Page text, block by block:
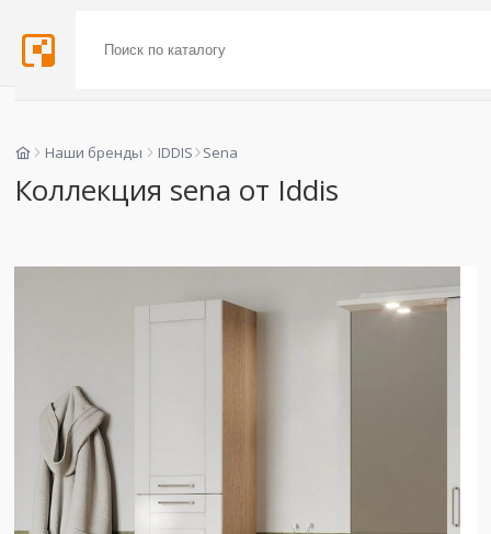
Наши бренды IDDIS Sena
Коллекция sena от Iddis